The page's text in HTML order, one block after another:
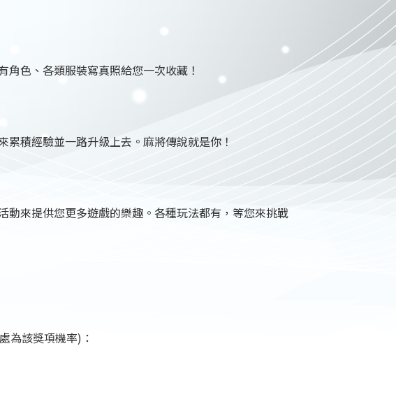
角色、各類服裝寫真照給您一次收藏！
積經驗並一路升級上去。麻將傳說就是你！
來提供您更多遊戲的樂趣。各種玩法都有，等您來挑戰
為該獎項機率)：